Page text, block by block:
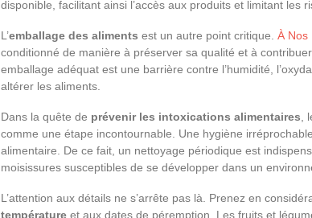
disponible, facilitant ainsi l’accès aux produits et limitant les
L’emballage des aliments est un autre point critique. À Nos
conditionné de manière à préserver sa qualité et à
emballage adéquat est une barrière contre l’humidité,
altérer les aliments.
Dans la quête de prévenir les intoxications alimentaires ,
comme une étape incontournable. Une hygiène
alimentaire. De ce fait, un nettoyage périodique est
moisissures susceptibles de se développer dans un
L’attention aux détails ne s’arrête pas là. Prenez en
température et aux dates de péremption. Les fruits et